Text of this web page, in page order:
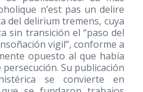
n’est pas un delire
del delirium tremens, cuya
sin transición el “paso del
vigil”, conforme a
opuesto al que había
Su publicación
se convierte en